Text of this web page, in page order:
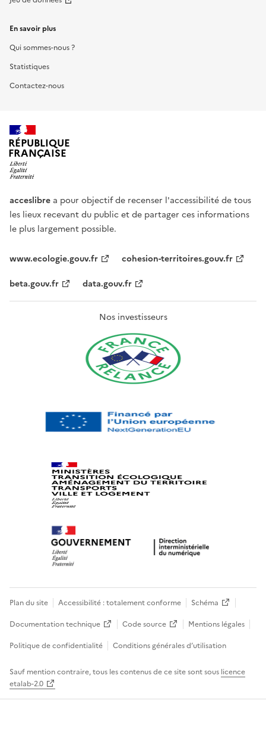
En savoir plus
Qui sommes-nous ?
Statistiques
Contactez-nous
RÉPUBLIQUE
FRANÇAISE
acceslibre a pour objectif de recenser l'accessibilité de tous
les lieux recevant du public et de partager ces informations
le plus largement possible.
www.ecologie.gouv.fr
cohesion-territoires.gouv.fr
beta.gouv.fr
data.gouv.fr
Nos investisseurs
Plan du site Accessibilité : totalement conforme
Schéma
Documentation technique
Code source
Mentions légales
Politique de confidentialité
Conditions générales d’utilisation
Sauf mention contraire, tous les contenus de ce site sont sous licence
etalab-2.0